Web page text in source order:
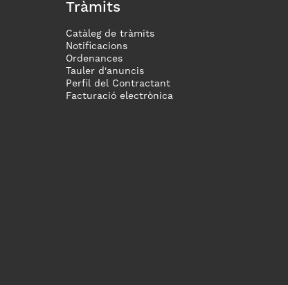
Tràmits
Catàleg de tràmits
Notificacions
Ordenances
Tauler d'anuncis
Perfil del Contractant
Facturació electrònica